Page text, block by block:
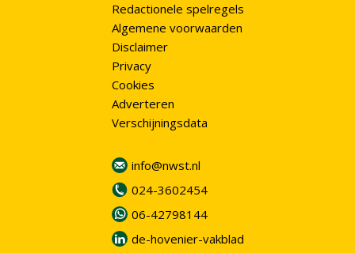
Redactionele spelregels
Algemene voorwaarden
Disclaimer
Privacy
Cookies
Adverteren
Verschijningsdata
info@nwst.nl
024-3602454
06-42798144
de-hovenier-vakblad